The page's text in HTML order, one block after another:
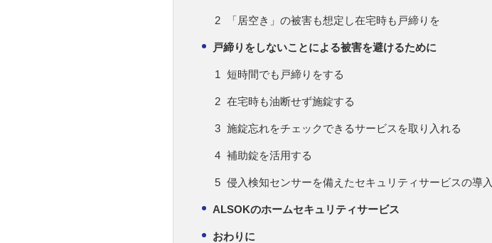
「居空き」の被害も想定し在宅時も戸締りを
戸締りをしないことによる被害を避けるために
短時間でも戸締りをする
在宅時も油断せず施錠する
施錠忘れをチェックできるサービスを取り入れる
補助錠を活用する
侵入検知センサーを備えたセキュリティサービスの導入
ALSOKのホームセキュリティサービス
おわりに